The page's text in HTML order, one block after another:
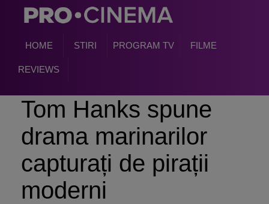
HOME STIRI PROGRAM TV FILME
REVIEWS
Tom Hanks spune
drama marinarilor
capturați de pirații
moderni